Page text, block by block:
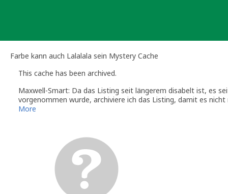
Farbe kann auch Lalalala sein Mystery Cache
This cache has been archived.
Maxwell-Smart: Da das Listing seit längerem disabelt ist, es
vorgenommen wurde, archiviere ich das Listing, damit es
Wenn Du an dieser Stelle wieder einen Cache platzieren
Volunteer Reviewer Geocaching.com Deutschland
More